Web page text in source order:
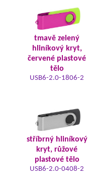
tmavě zelený
hliníkový kryt,
červené plastové
tělo
USB6-2.0-1806-2
stříbrný hliníkový
kryt, růžové
plastové tělo
USB6-2.0-0408-2